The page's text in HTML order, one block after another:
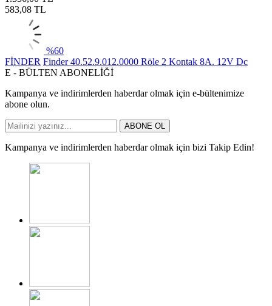
583,08 TL
%60
FİNDER Finder 40.52.9.012.0000 Röle 2 Kontak 8A. 12V Dc
E - BÜLTEN ABONELİĞİ
Kampanya ve indirimlerden haberdar olmak için e-bültenimize
abone olun.
ABONE OL
Kampanya ve indirimlerden haberdar olmak için bizi Takip Edin!